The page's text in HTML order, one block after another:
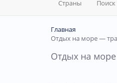
Страны Поиск
Главная
Отдых на море —
Отдых на